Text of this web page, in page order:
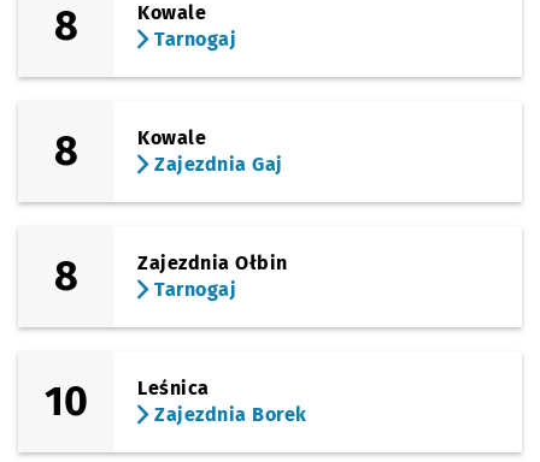
8
Kowale
Tarnogaj
8
Kowale
Zajezdnia Gaj
8
Zajezdnia Ołbin
Tarnogaj
10
Leśnica
Zajezdnia Borek